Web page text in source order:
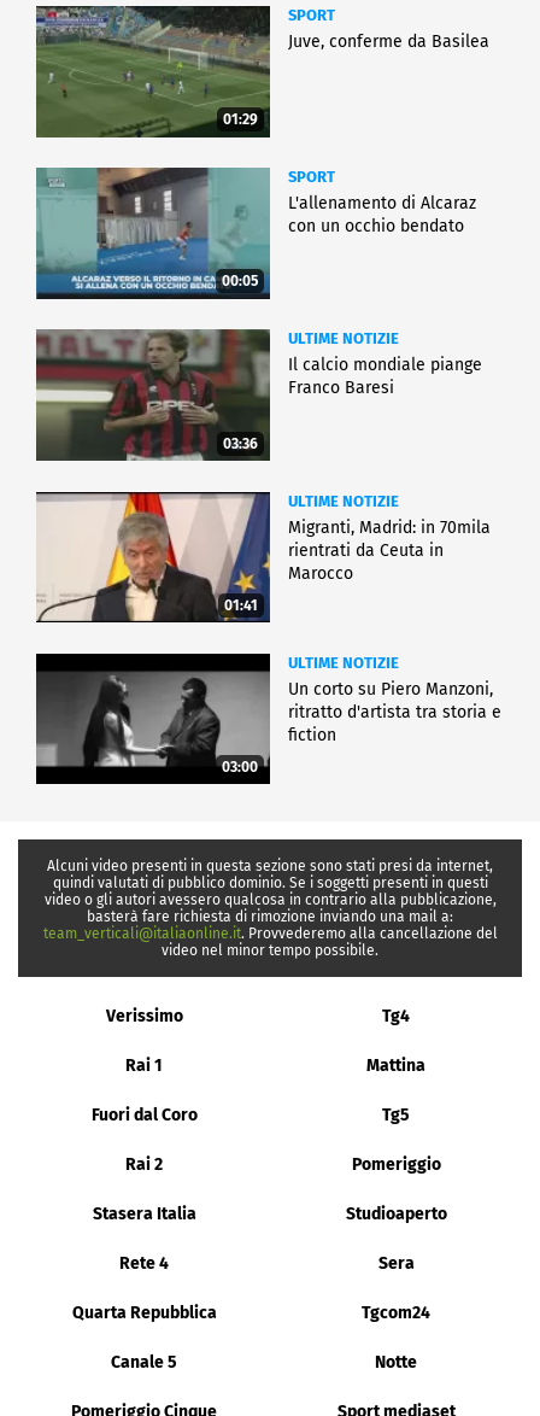
01:29
SPORT
Juve, conferme da Basilea
00:05
SPORT
L'allenamento di Alcaraz
con un occhio bendato
03:36
ULTIME NOTIZIE
Il calcio mondiale piange
Franco Baresi
01:41
ULTIME NOTIZIE
Migranti, Madrid: in 70mila
rientrati da Ceuta in
Marocco
03:00
ULTIME NOTIZIE
Un corto su Piero Manzoni,
ritratto d'artista tra storia e
fiction
Alcuni video presenti in questa sezione sono stati presi da internet,
quindi valutati di pubblico dominio. Se i soggetti presenti in questi
video o gli autori avessero qualcosa in contrario alla pubblicazione,
basterà fare richiesta di rimozione inviando una mail a:
team_verticali@italiaonline.it. Provvederemo alla cancellazione del
video nel minor tempo possibile.
Verissimo Tg4
Rai 1 Mattina
Fuori dal Coro Tg5
Rai 2 Pomeriggio
Stasera Italia Studioaperto
Rete 4 Sera
Quarta Repubblica Tgcom24
Canale 5 Notte
Pomeriggio Cinque Sport mediaset